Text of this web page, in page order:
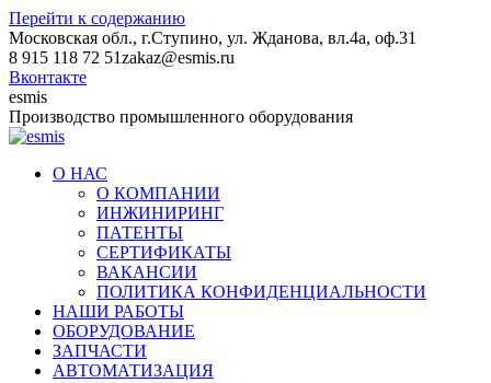
Перейти к содержанию
Московская обл., г.Ступино, ул. Жданова, вл.4а, оф.31
8 915 118 72 51zakaz@esmis.ru
Вконтакте
esmis
Производство промышленного оборудования
О НАС
О КОМПАНИИ
ИНЖИНИРИНГ
ПАТЕНТЫ
СЕРТИФИКАТЫ
ВАКАНСИИ
ПОЛИТИКА КОНФИДЕНЦИАЛЬНОСТИ
НАШИ РАБОТЫ
ОБОРУДОВАНИЕ
ЗАПЧАСТИ
АВТОМАТИЗАЦИЯ